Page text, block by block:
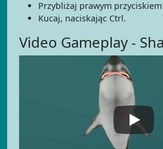
Przybliżaj prawym przyciskiem
Kucaj, naciskając Ctrl.
Video Gameplay -